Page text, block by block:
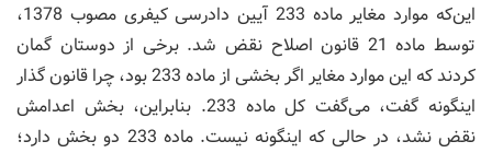
این‌که موارد مغایر ماده 233 آیین دادرسی کیفری مصوب 1378،
توسط ماده 21 قانون اصلاح نقض شد. برخی از دوستان گمان
کردند که این موارد مغایر اگر بخشی از ماده 233 بود، چرا قانون گذار
اینگونه گفت، می‌گفت کل ماده 233. بنابراین، بخش اعدامش
نقض نشد، در حالی که اینگونه نیست. ماده 233 دو بخش دارد؛